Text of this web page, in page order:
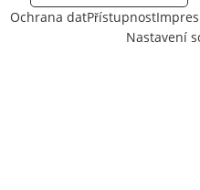
Ochrana datPřístupnost
Nastavení